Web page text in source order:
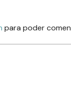
para poder